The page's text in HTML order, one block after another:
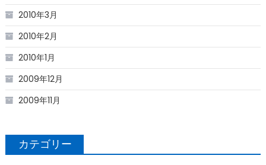
2010年3月
2010年2月
2010年1月
2009年12月
2009年11月
カテゴリー